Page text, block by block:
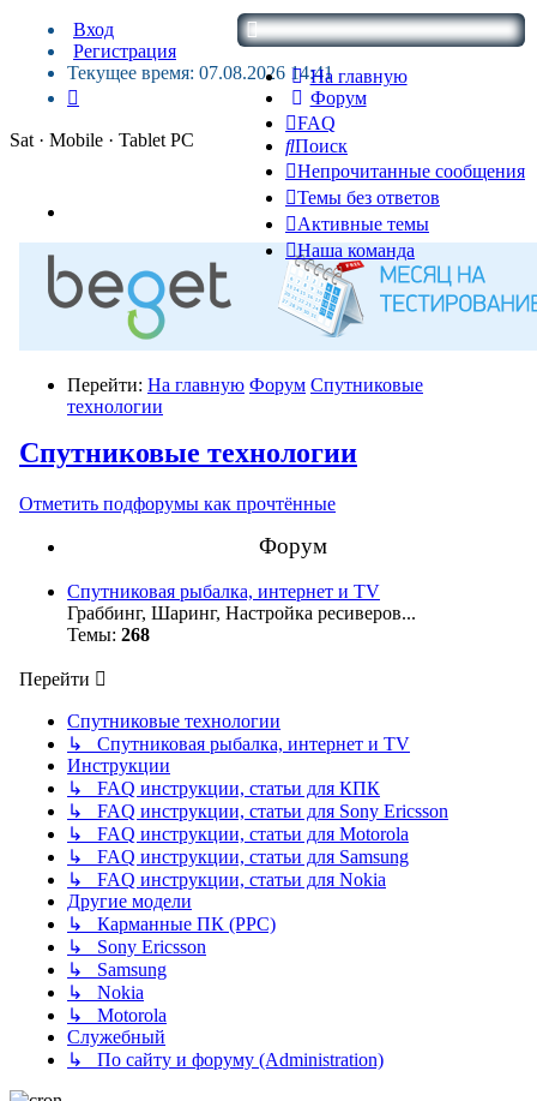
На главную
Форум
FAQ
Поиск
Непрочитанные сообщения
Темы без ответов
Активные темы
Наша команда
Вход
Регистрация
Текущее время: 07.08.2026 14:41
Sat · Mobile · Tablet PC
Перейти: На главную Форум Спутниковые
технологии
Спутниковые технологии
Отметить подфорумы как прочтённые
Форум
Спутниковая рыбалка, интернет и TV
Граббинг, Шаринг, Настройка ресиверов...
Темы: 268
Перейти
Спутниковые технологии
↳ Спутниковая рыбалка, интернет и TV
Инструкции
↳ FAQ инструкции, статьи для КПК
↳ FAQ инструкции, статьи для Sony Ericsson
↳ FAQ инструкции, статьи для Motorola
↳ FAQ инструкции, статьи для Samsung
↳ FAQ инструкции, статьи для Nokia
Другие модели
↳ Карманные ПК (PPC)
↳ Sony Ericsson
↳ Samsung
↳ Nokia
↳ Motorola
Служебный
↳ По сайту и форуму (Administration)